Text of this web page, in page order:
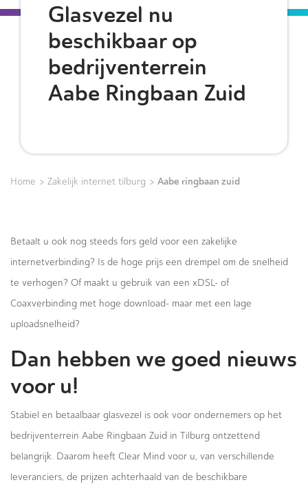
Glasvezel nu
beschikbaar op
bedrijventerrein
Aabe Ringbaan Zuid
Home > Zakelijk internet tilburg > Aabe ringbaan zuid
Betaalt u ook nog steeds fors geld voor een zakelijke
internetverbinding? Is de hoge prijs een drempel om de snelheid
te verhogen? Of maakt u gebruik van een xDSL- of
Coaxverbinding met hoge download- maar met een lage
uploadsnelheid?
Dan hebben we goed nieuws
voor u!
Stabiel en betaalbaar glasvezel is ook voor ondernemers op het
bedrijventerrein Aabe Ringbaan Zuid in Tilburg ontzettend
belangrijk. Daarom heeft Clear Mind voor u, van verschillende
leveranciers, de prijzen achterhaald van de beschikbare